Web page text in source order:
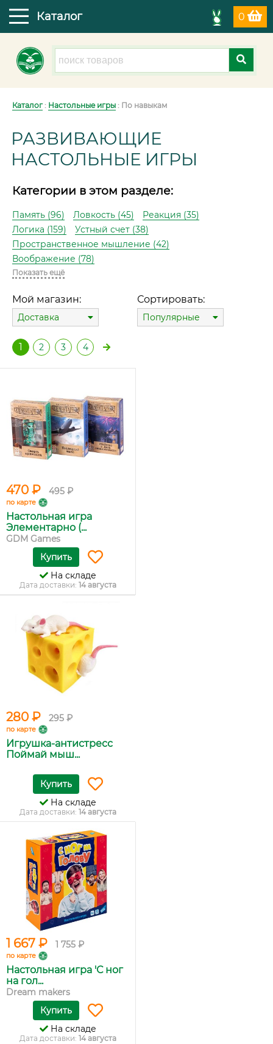
0
Каталог
Каталог: Настольные игры : По навыкам
РАЗВИВАЮЩИЕ
НАСТОЛЬНЫЕ ИГРЫ
Категории в этом разделе:
Память (96) Ловкость (45)
Реакция (35)
Логика (159)
Устный счет (38)
Пространственное мышление (42)
Воображение (78)
Показать ещё
Мой магазин:
Доставка
Сортировать:
Популярные
1 2 3 4
470 ₽ 495 ₽
по карте
Настольная игра
Элементарно (...
GDM Games
Купить
На складе
Дата доставки: 14 августа
280 ₽ 295 ₽
по карте
Игрушка-антистресс
Поймай мыш...
Купить
На складе
Дата доставки: 14 августа
1 667 ₽ 1 755 ₽
по карте
Настольная игра 'С ног
на гол...
Dream makers
Купить
На складе
Дата доставки: 14 августа